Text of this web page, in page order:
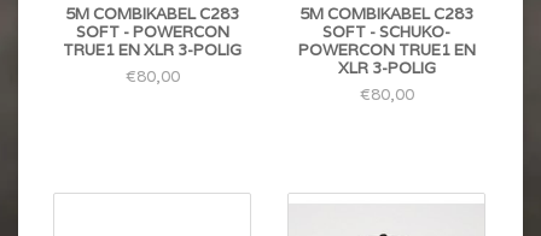
5M COMBIKABEL C283
SOFT - POWERCON
TRUE1 EN XLR 3-POLIG
€80,00
5M COMBIKABEL C283
SOFT - SCHUKO-
POWERCON TRUE1 EN
XLR 3-POLIG
€80,00